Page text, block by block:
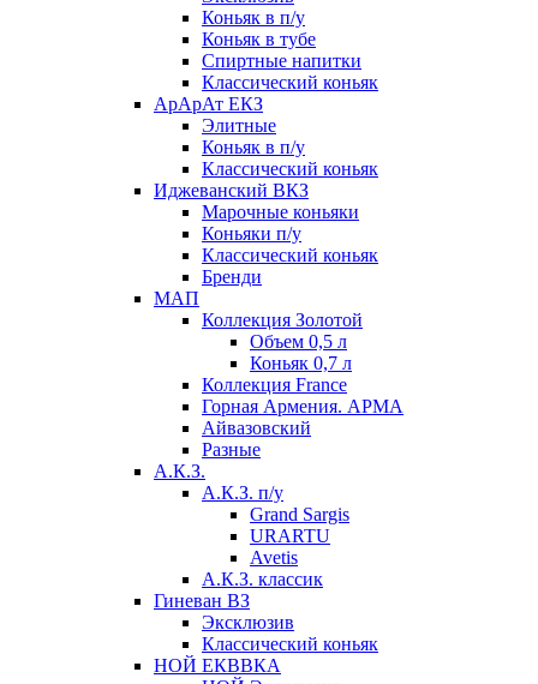
Коньяк в п/у
Коньяк в тубе
Спиртные напитки
Классический коньяк
АрАрАт ЕКЗ
Элитные
Коньяк в п/у
Классический коньяк
Иджеванский ВКЗ
Марочные коньяки
Коньяки п/у
Классический коньяк
Бренди
МАП
Коллекция Золотой
Объем 0,5 л
Коньяк 0,7 л
Коллекция France
Горная Армения. АРМА
Айвазовский
Разные
А.К.З.
А.К.З. п/у
Grand Sargis
URARTU
Avetis
А.К.З. классик
Гиневан ВЗ
Эксклюзив
Классический коньяк
НОЙ ЕКВВКА